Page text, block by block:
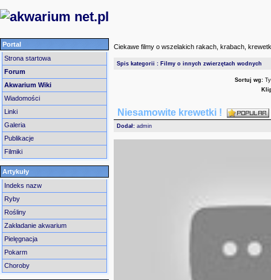
Portal
Strona startowa
Forum
Akwarium Wiki
Wiadomości
Linki
Galeria
Publikacje
Filmiki
Artykuły
Indeks nazw
Ryby
Rośliny
Zakładanie akwarium
Pielęgnacja
Pokarm
Choroby
Ciekawe filmy o wszelakich rakach, krabach,
Spis kategorii : Filmy o innych zwierzętach wodnych
Sortuj wg:
Niesamowite krewetki !
Dodał: admin